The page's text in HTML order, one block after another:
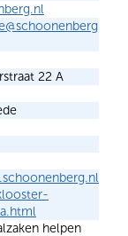
22 A
helpen